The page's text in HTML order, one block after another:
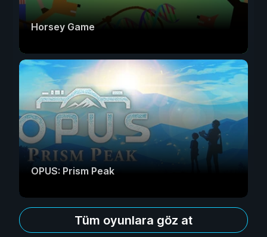
Horsey Game
OPUS: Prism Peak
Tüm oyunlara göz at